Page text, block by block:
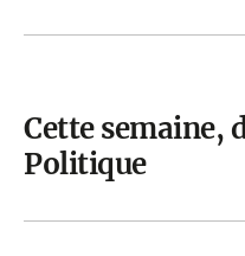
Cette semaine,
Politique